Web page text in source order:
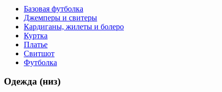
Базовая футболка
Джемперы и свитеры
Кардиганы, жилеты и болеро
Куртка
Платье
Свитшот
Футболка
Одежда (низ)